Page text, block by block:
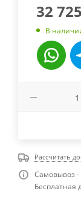
32 725
В
Рассчитать
Самовывоз -
Бесплатная